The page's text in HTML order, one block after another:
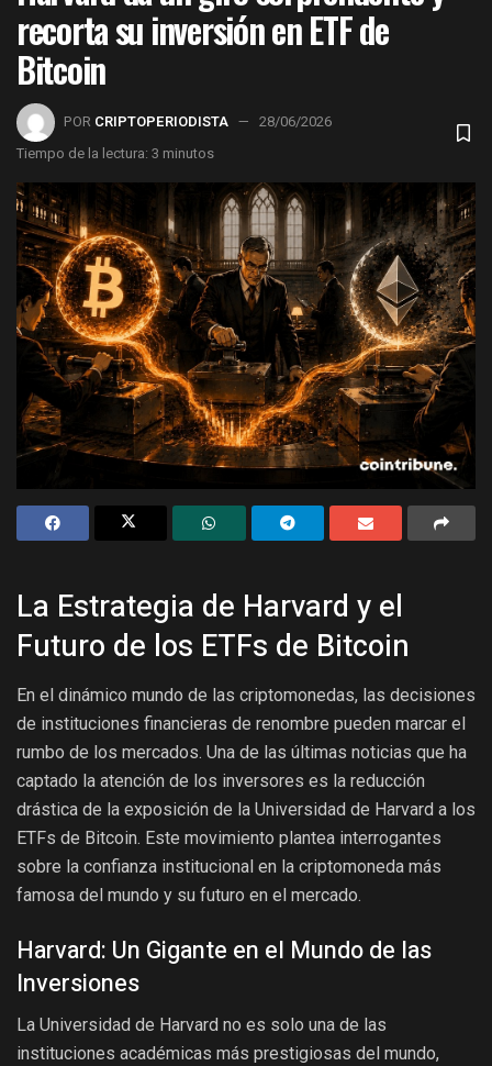
recorta su inversión en ETF de
Bitcoin
POR CRIPTOPERIODISTA
28/06/2026
Tiempo de la lectura: 3 minutos
La Estrategia de Harvard y el
Futuro de los ETFs de Bitcoin
En el dinámico mundo de las criptomonedas, las decisiones
de instituciones financieras de renombre pueden marcar el
rumbo de los mercados. Una de las últimas noticias que ha
captado la atención de los inversores es la reducción
drástica de la exposición de la Universidad de Harvard a los
ETFs de Bitcoin. Este movimiento plantea interrogantes
sobre la confianza institucional en la criptomoneda más
famosa del mundo y su futuro en el mercado.
Harvard: Un Gigante en el Mundo de las
Inversiones
La Universidad de Harvard no es solo una de las
instituciones académicas más prestigiosas del mundo,